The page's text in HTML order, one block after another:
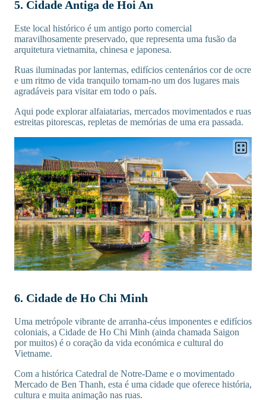
5. Cidade Antiga de Hoi An
Este local histórico é um antigo porto comercial
maravilhosamente preservado, que representa uma fusão da
arquitetura vietnamita, chinesa e japonesa.
Ruas iluminadas por lanternas, edifícios centenários cor de ocre
e um ritmo de vida tranquilo tornam-no um dos lugares mais
agradáveis para visitar em todo o país.
Aqui pode explorar alfaiatarias, mercados movimentados e ruas
estreitas pitorescas, repletas de memórias de uma era passada.
6. Cidade de Ho Chi Minh
Uma metrópole vibrante de arranha-céus imponentes e edifícios
coloniais, a Cidade de Ho Chi Minh (ainda chamada Saigon
por muitos) é o coração da vida económica e cultural do
Vietname.
Com a histórica Catedral de Notre-Dame e o movimentado
Mercado de Ben Thanh, esta é uma cidade que oferece história,
cultura e muita animação nas ruas.